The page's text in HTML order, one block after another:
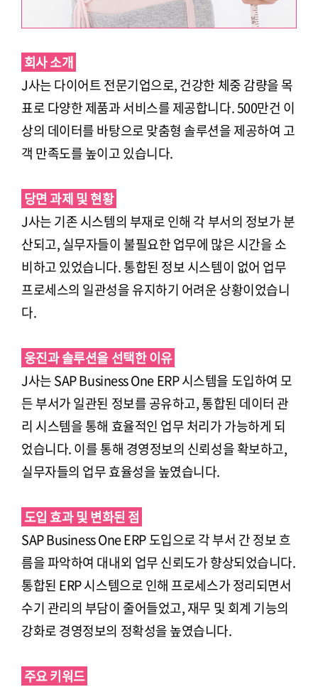
회사 소개
J사는 다이어트 전문기업으로, 건강한 체중 감량을 목
표로 다양한 제품과 서비스를 제공합니다. 500만건 이
상의 데이터를 바탕으로 맞춤형 솔루션을 제공하여 고
객 만족도를 높이고 있습니다.
당면 과제 및 현황
J사는 기존 시스템의 부재로 인해 각 부서의 정보가 분
산되고, 실무자들이 불필요한 업무에 많은 시간을 소
비하고 있었습니다. 통합된 정보 시스템이 없어 업무
프로세스의 일관성을 유지하기 어려운 상황이었습니
다.
웅진과 솔루션을 선택한 이유
J사는 SAP Business One ERP 시스템을 도입하여 모
든 부서가 일관된 정보를 공유하고, 통합된 데이터 관
리 시스템을 통해 효율적인 업무 처리가 가능하게 되
었습니다. 이를 통해 경영정보의 신뢰성을 확보하고,
실무자들의 업무 효율성을 높였습니다.
도입 효과 및 변화된 점
SAP Business One ERP 도입으로 각 부서 간 정보 흐
름을 파악하여 대내외 업무 신뢰도가 향상되었습니다.
통합된 ERP 시스템으로 인해 프로세스가 정리되면서
수기 관리의 부담이 줄어들었고, 재무 및 회계 기능의
강화로 경영정보의 정확성을 높였습니다.
주요 키워드